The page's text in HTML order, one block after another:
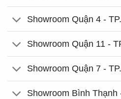
Showroom Quận 4 -
Showroom Quận 11 -
Showroom Quận 7 -
Showroom Bình Thạnh